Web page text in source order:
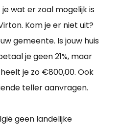
wat er zoal mogelijk is
Kom je er niet uit?
gemeente. Is jouw huis
je geen 21%, maar
je zo €800,00. Ook
teller aanvragen.
geen landelijke